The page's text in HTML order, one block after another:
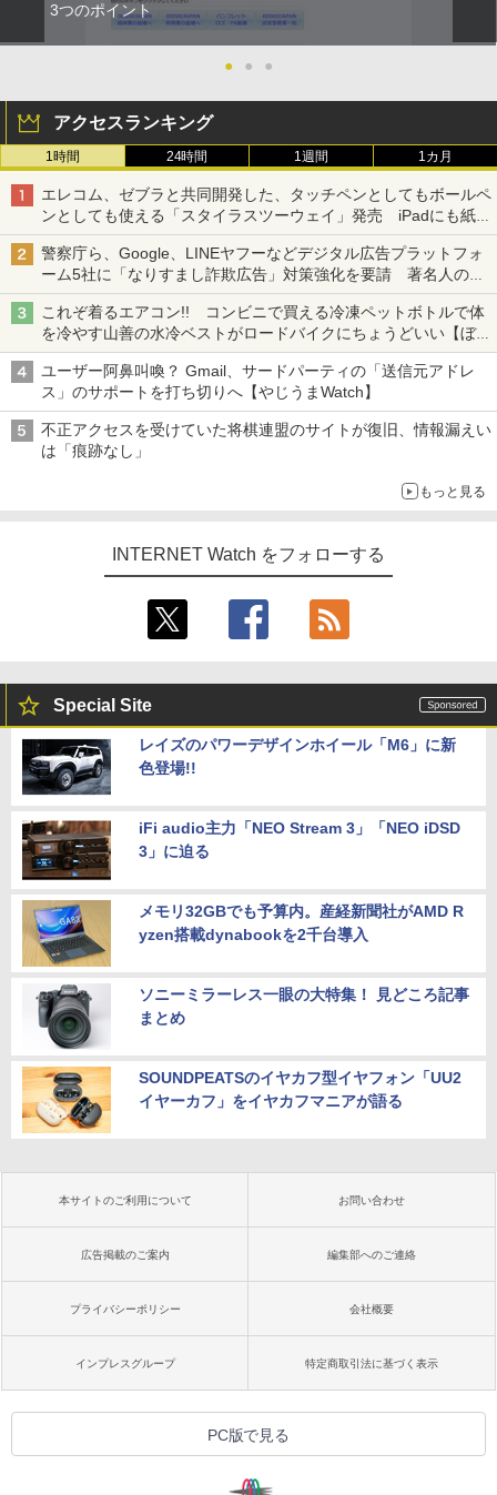
3つのポイント
● ● ●
アクセスランキング
1時間 24時間 1週間 1カ月
エレコム、ゼブラと共同開発した、タッチペンとしてもボールペ
ンとしても使える「スタイラスツーウェイ」発売 iPadにも紙に
も、持ち替えずに書き込める
警察庁ら、Google、LINEヤフーなどデジタル広告プラットフォ
ーム5社に「なりすまし詐欺広告」対策強化を要請 著名人の写
真や映像を使った投資詐欺などへの対策として
これぞ着るエアコン!! コンビニで買える冷凍ペットボトルで体
を冷やす山善の水冷ベストがロードバイクにちょうどいい【ぼっ
ち・ざ・ろーど！その14】【空いた時間でなにしてる？】
ユーザー阿鼻叫喚？ Gmail、サードパーティの「送信元アドレ
ス」のサポートを打ち切りへ【やじうまWatch】
不正アクセスを受けていた将棋連盟のサイトが復旧、情報漏えい
は「痕跡なし」
もっと見る
INTERNET Watch をフォローする
Special Site
レイズのパワーデザインホイール「M6」に新
色登場!!
iFi audio主力「NEO Stream 3」「NEO iDSD
3」に迫る
メモリ32GBでも予算内。産経新聞社がAMD R
yzen搭載dynabookを2千台導入
ソニーミラーレス一眼の大特集！ 見どころ記事
まとめ
SOUNDPEATSのイヤカフ型イヤフォン「UU2
イヤーカフ」をイヤカフマニアが語る
本サイトのご利用について お問い合わせ
広告掲載のご案内 編集部へのご連絡
プライバシーポリシー 会社概要
インプレスグループ 特定商取引法に基づく表示
PC版で見る